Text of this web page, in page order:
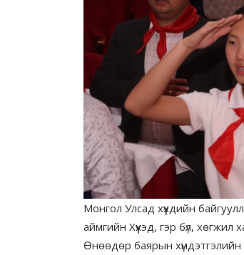
Монгол Улсад хүүхдийн
аймгийн Хүүхэд, гэр бүл,
Өнөөдөр баярын хүндэтгэлийн